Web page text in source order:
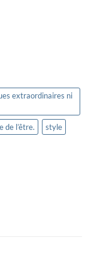
extraordinaires ni
de l’être.
style